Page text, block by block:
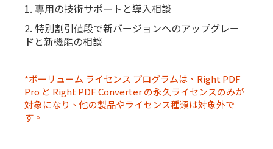
1. 専用の技術サポートと導入相談
2. 特別割引値段で新バージョンへのアップグレー
ドと新機能の相談
*ボーリューム ライセンス プログラムは、Right PDF
Pro と Right PDF Converter の永久ライセンスのみが
対象になり、他の製品やライセンス種類は対象外で
す。